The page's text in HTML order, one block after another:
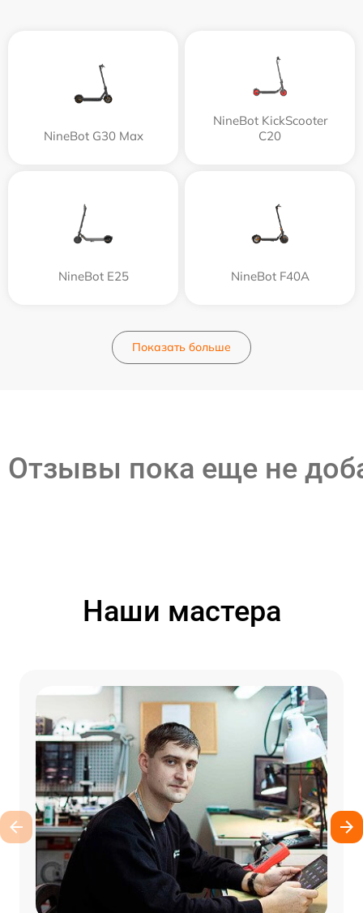
NineBot G30 Max
NineBot KickScooter
C20
NineBot E25 NineBot F40A
Показать больше
Отзывы пока еще не
Наши мастера